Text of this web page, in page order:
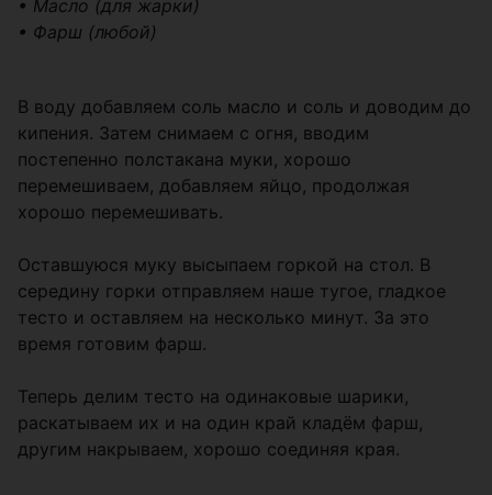
• Масло (для жарки)
• Фарш (любой)
В воду добавляем соль масло и соль и доводим до
кипения. Затем снимаем с огня, вводим
постепенно полстакана муки, хорошо
перемешиваем, добавляем яйцо, продолжая
хорошо перемешивать.
Оставшуюся муку высыпаем горкой на стол. В
середину горки отправляем наше тугое, гладкое
тесто и оставляем на несколько минут. За это
время готовим фарш.
Теперь делим тесто на одинаковые шарики,
раскатываем их и на один край кладём фарш,
другим накрываем, хорошо соединяя края.